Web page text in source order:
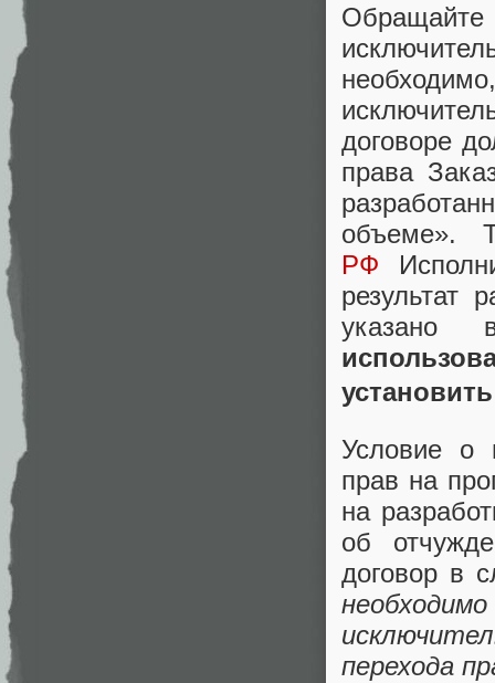
Обращайте
договоре
права
объеме».
РФ
результат
Условие о
прав на
на
об
договор в
перехода